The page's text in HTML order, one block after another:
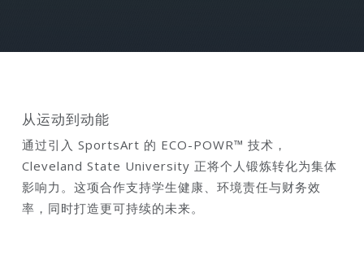
从运动到动能
通过引入 SportsArt 的 ECO-POWR™ 技术，
Cleveland State University 正将个人锻炼转化为集体
影响力。这项合作支持学生健康、环境责任与财务效
率，同时打造更可持续的未来。